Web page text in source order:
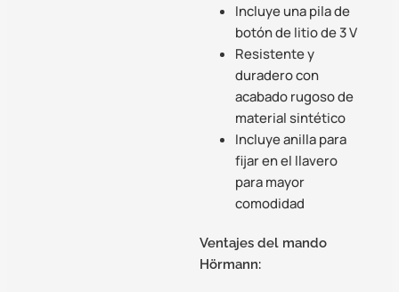
Incluye una pila de
botón de litio de 3 V
Resistente y
duradero con
acabado rugoso de
material sintético
Incluye anilla para
fijar en el llavero
para mayor
comodidad
Ventajes del mando
Hörmann: